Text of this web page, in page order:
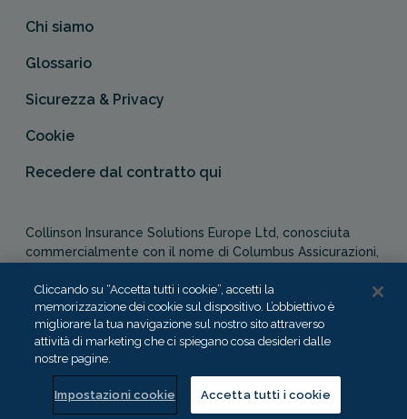
Chi siamo
Glossario
Sicurezza & Privacy
Cookie
Recedere dal contratto qui
Collinson Insurance Solutions Europe Ltd, conosciuta
commercialmente con il nome di Columbus Assicurazioni,
Authority in qualità di agente assicurativo (Distribution Act
-Cap. 487). In Italia, Columbus Assicurazioni è soggetta
alla vigilanza dell’IVASS.
Cliccando su “Accetta tutti i cookie”, accetti la
memorizzazione dei cookie sul dispositivo. L’obbiettivo è
migliorare la tua navigazione sul nostro sito attraverso
attività di marketing che ci spiegano cosa desideri dalle
nostre pagine.
Impostazioni cookie Accetta tutti i cookie